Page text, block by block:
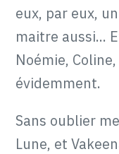
eux, par eux,
maitre aussi...
Noémie,
évidemment.
Sans oublier
Lune, et